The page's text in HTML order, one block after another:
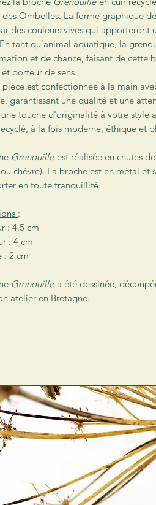
Ombelles. La forme graphique
des couleurs vives qui apporteront
tant qu'animal aquatique, la
et de chance, faisant de cette
porteur de sens.
est confectionnée à la main
garantissant une qualité et une
touche d'originalité à votre style
à la fois moderne, éthique et
Grenouille est réalisée en chutes
chèvre). La broche est en métal et
en toute tranquillité.
:
: 4,5 cm
: 4 cm
: 2 cm
Grenouille a été dessinée,
atelier en Bretagne.